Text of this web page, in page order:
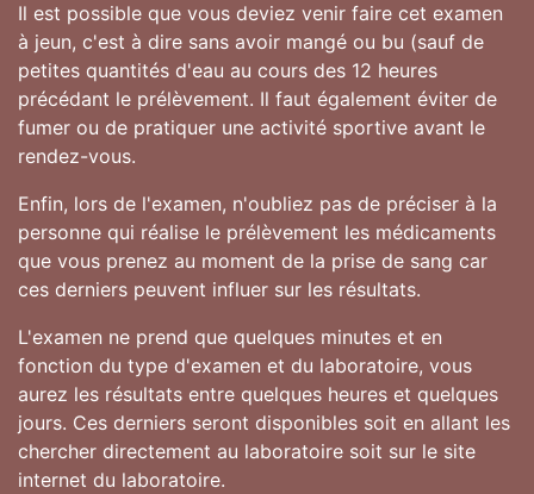
Il est possible que vous deviez venir faire cet examen
à jeun, c'est à dire sans avoir mangé ou bu (sauf de
petites quantités d'eau au cours des 12 heures
précédant le prélèvement. Il faut également éviter de
fumer ou de pratiquer une activité sportive avant le
rendez-vous.
Enfin, lors de l'examen, n'oubliez pas de préciser à la
personne qui réalise le prélèvement les médicaments
que vous prenez au moment de la prise de sang car
ces derniers peuvent influer sur les résultats.
L'examen ne prend que quelques minutes et en
fonction du type d'examen et du laboratoire, vous
aurez les résultats entre quelques heures et quelques
jours. Ces derniers seront disponibles soit en allant les
chercher directement au laboratoire soit sur le site
internet du laboratoire.